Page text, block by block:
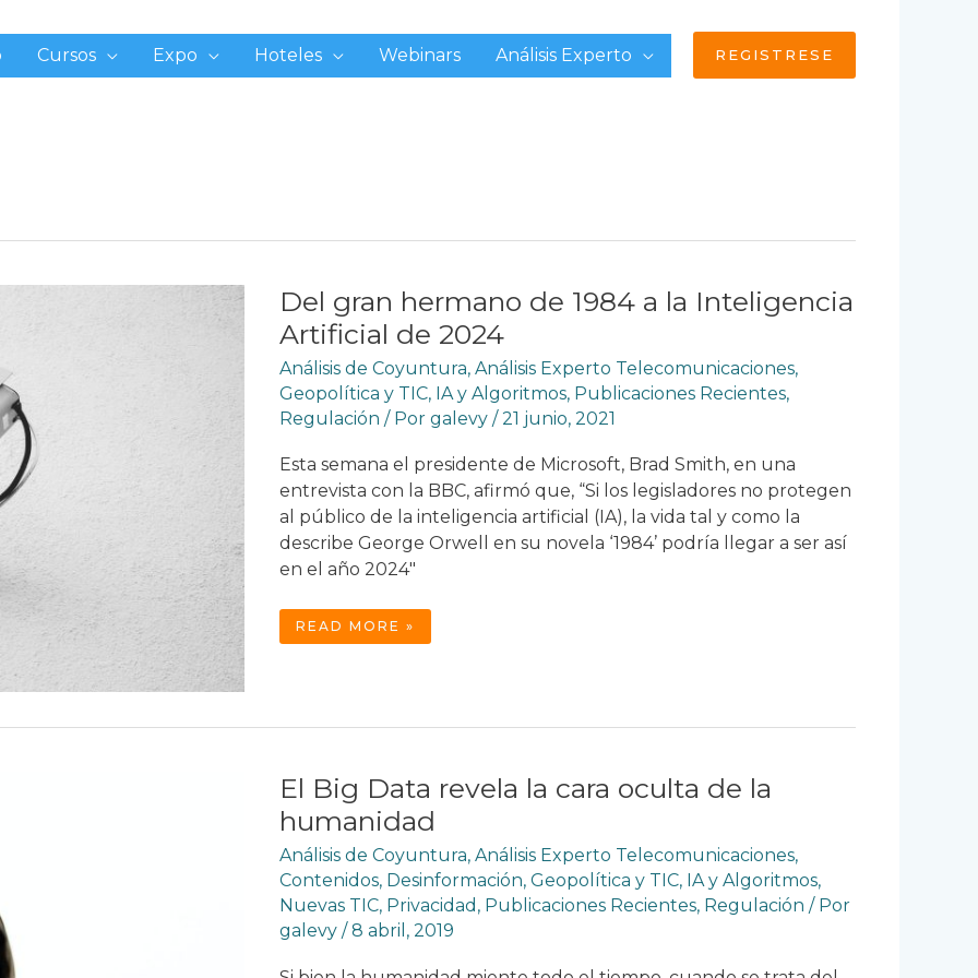
Cursos Expo Hoteles Webinars Análisis Experto REGISTRESE
Del gran hermano de 1984 a la Inteligencia
Artificial de 2024
Análisis de Coyuntura, Análisis Experto Telecomunicaciones,
Geopolítica y TIC, IA y Algoritmos, Publicaciones Recientes,
Regulación / Por galevy /21 junio, 2021
Esta semana el presidente de Microsoft, Brad Smith, en una
entrevista con la BBC, afirmó que, “Si los legisladores no protegen
al público de la inteligencia artificial (IA), la vida tal y como la
describe George Orwell en su novela ‘1984’ podría llegar a ser así
en el año 2024″
DEL
ARTIFICIAL
READ MORE »
El Big Data revela la cara oculta de la
humanidad
Análisis de Coyuntura, Análisis Experto Telecomunicaciones,
Contenidos, Desinformación, Geopolítica y TIC, IA y Algoritmos,
Nuevas TIC, Privacidad , Publicaciones Recientes, Regulación / Por
galevy /8 abril, 2019